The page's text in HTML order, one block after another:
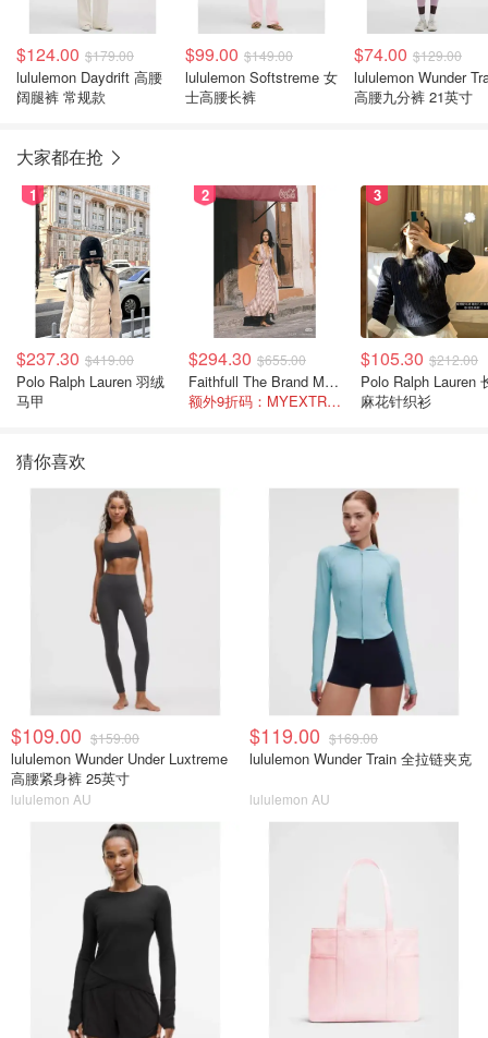
$124.00 $179.00
lululemon Daydrift 高腰
阔腿裤 常规款
$99.00 $149.00
lululemon Softstreme 女
士高腰长裤
$74.00 $129.00
lululemon Wunder
高腰九分裤 21英寸
大家都在抢
1
$237.30 $419.00
Polo Ralph Lauren 羽绒
马甲
2
$294.30 $655.00
Faithfull The Brand Marais 格纹亚麻吊带中长连衣裙
额外9折码：MYEXTRA10
3
$105.30 $212.00
Polo Ralph Lauren 长袖
麻花针织衫
猜你喜欢
$109.00 $159.00
lululemon Wunder Under Luxtreme
高腰紧身裤 25英寸
lululemon AU
$119.00 $169.00
lululemon Wunder Train 全拉链夹克
lululemon AU